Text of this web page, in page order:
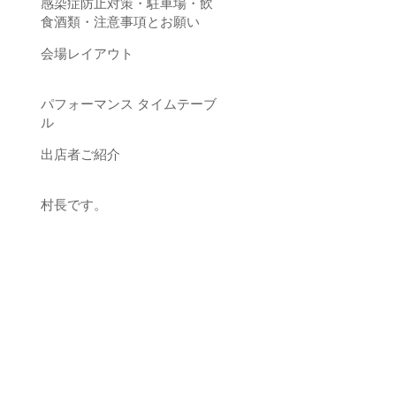
感染症防止対策・駐車場・飲
食酒類・注意事項とお願い
会場レイアウト
パフォーマンス タイムテーブ
ル
出店者ご紹介
村長です。